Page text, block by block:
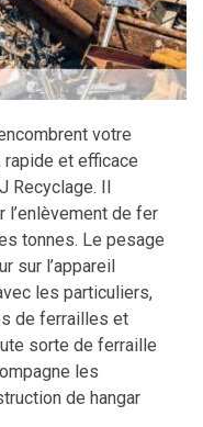
votre
et efficace
Recyclage. Il
de fer
tonnes. Le pesage
sur l’appareil
les particuliers,
de ferrailles et
sorte de ferraille
les
de hangar